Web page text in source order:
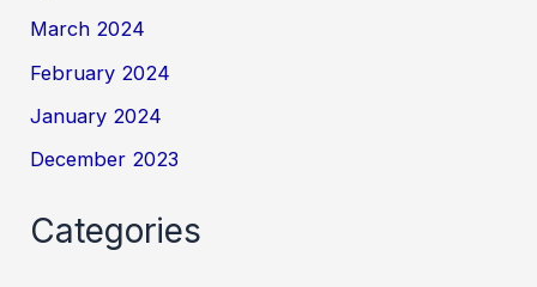
March 2024
February 2024
January 2024
December 2023
Categories